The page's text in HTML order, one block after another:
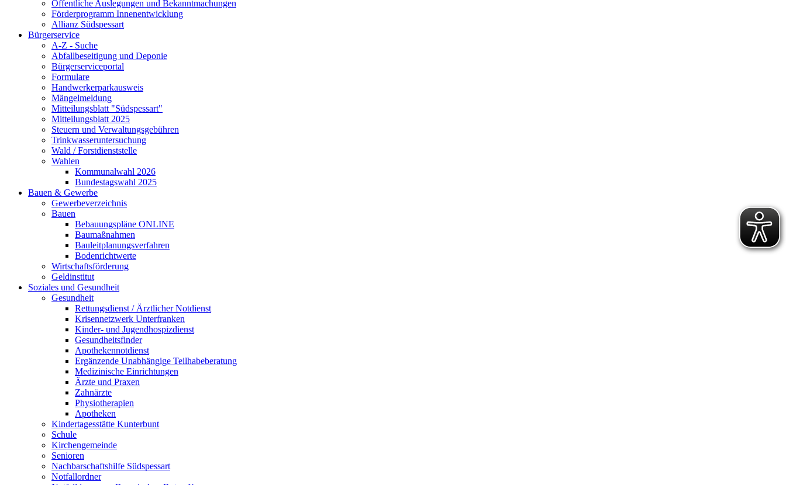
Öffentliche Auslegungen und Bekanntmachungen
Förderprogramm Innenentwicklung
Allianz Südspessart
Bürgerservice
A-Z - Suche
Abfallbeseitigung und Deponie
Bürgerserviceportal
Formulare
Handwerkerparkausweis
Mängelmeldung
Mitteilungsblatt "Südspessart"
Mitteilungsblatt 2025
Steuern und Verwaltungsgebühren
Trinkwasseruntersuchung
Wald / Forstdienststelle
Wahlen
Kommunalwahl 2026
Bundestagswahl 2025
Bauen & Gewerbe
Gewerbeverzeichnis
Bauen
Bebauungspläne ONLINE
Baumaßnahmen
Bauleitplanungsverfahren
Bodenrichtwerte
Wirtschaftsförderung
Geldinstitut
Soziales und Gesundheit
Gesundheit
Rettungsdienst / Ärztlicher Notdienst
Krisennetzwerk Unterfranken
Kinder- und Jugendhospizdienst
Gesundheitsfinder
Apothekennotdienst
Ergänzende Unabhängige Teilhabeberatung
Medizinische Einrichtungen
Ärzte und Praxen
Zahnärzte
Physiotherapien
Apotheken
Kindertagesstätte Kunterbunt
Schule
Kirchengemeinde
Senioren
Nachbarschaftshilfe Südspessart
Notfallordner